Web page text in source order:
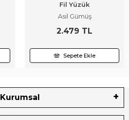
Fil Yüzük
Asil Gümüş
2.479 TL
Sepete Ekle
Kurumsal